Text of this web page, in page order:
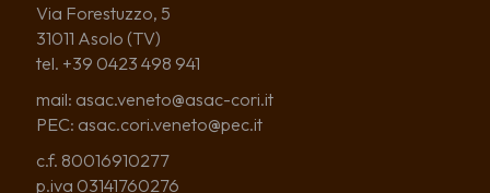
Via Forestuzzo, 5
31011 Asolo (TV)
tel. +39 0423 498 941
mail: asac.veneto@asac-cori.it
PEC: asac.cori.veneto@pec.it
c.f. 80016910277
p.iva 03141760276